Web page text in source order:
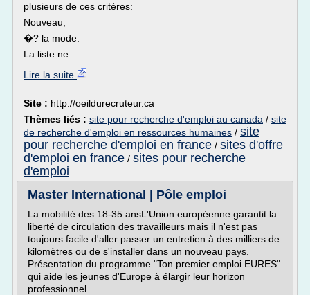
plusieurs de ces critères:
Nouveau;
�? la mode.
La liste ne...
Lire la suite
Site : http://oeildurecruteur.ca
Thèmes liés : site pour recherche d'emploi au canada / site
de recherche d'emploi en ressources humaines / site
pour recherche d'emploi en france / sites d'offre
d'emploi en france / sites pour recherche
d'emploi
Master International | Pôle emploi
La mobilité des 18-35 ansL'Union européenne garantit la
liberté de circulation des travailleurs mais il n'est pas
toujours facile d'aller passer un entretien à des milliers de
kilomètres ou de s'installer dans un nouveau pays.
Présentation du programme "Ton premier emploi EURES"
qui aide les jeunes d'Europe à élargir leur horizon
professionnel.